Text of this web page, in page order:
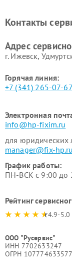
Контакты
Адрес
г. Ижевск,
Горячая линия:
+7 (341) 265-07-67
Электронная
info@hp-fixim.ru
для юридических
manager@fix-hp.ru
График работы:
ПН-ВСК с 9:00 до
Рейтинг
4.9-5.0
ООО "Русервис"
ИНН 7702633247
ОГРН